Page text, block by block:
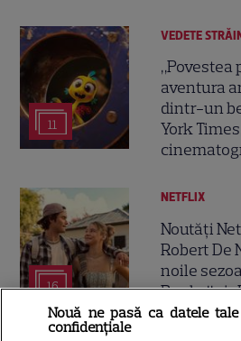
11
VEDETE
„Povestea
aventura
dintr-un
York
16
NETFLIX
Noutăți
Robert De
noile
Banks” și
Nouă ne pasă ca datele
confidențiale